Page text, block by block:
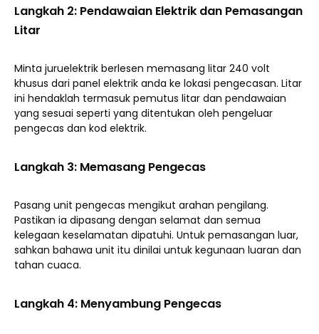
Langkah 2: Pendawaian Elektrik dan Pemasangan
Litar
Minta juruelektrik berlesen memasang litar 240 volt
khusus dari panel elektrik anda ke lokasi pengecasan. Litar
ini hendaklah termasuk pemutus litar dan pendawaian
yang sesuai seperti yang ditentukan oleh pengeluar
pengecas dan kod elektrik.
Langkah 3: Memasang Pengecas
Pasang unit pengecas mengikut arahan pengilang.
Pastikan ia dipasang dengan selamat dan semua
kelegaan keselamatan dipatuhi. Untuk pemasangan luar,
sahkan bahawa unit itu dinilai untuk kegunaan luaran dan
tahan cuaca.
Langkah 4: Menyambung Pengecas